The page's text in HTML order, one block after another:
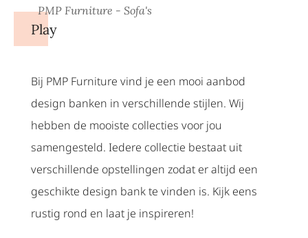
PMP Furniture - Sofa's
Play
Bij PMP Furniture vind je een mooi aanbod
design banken in verschillende stijlen. Wij
hebben de mooiste collecties voor jou
samengesteld. Iedere collectie bestaat uit
verschillende opstellingen zodat er altijd een
geschikte design bank te vinden is. Kijk eens
rustig rond en laat je inspireren!